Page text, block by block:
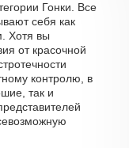
Гонки. Все
себя как
Хотя вы
от красочной
контролю, в
так и